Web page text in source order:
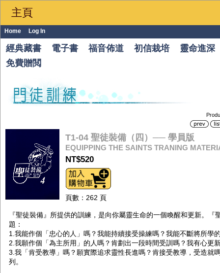
主頁
Home Log In
經典藏書 電子書 福音佈道 初信栽培
靈命進深
免費贈閲
T1-04 聖徒裝備（四）── 學員版
EQUIPPING THE SAINTS TRANING
NT$520
頁數：262 頁
『聖徒裝備』所提供的訓練，是向你屬靈生命的一個喚醒和更新。
題：
1.我能作個「忠心的人」嗎？我能持續接受操練嗎？我能不斷將所學
2.我願作個「為主所用」的人嗎？肯劃出一段時間受訓嗎？我有心更
3.我「肯受教導」嗎？願實際追求靈性長進嗎？肯接受教導，受造
列。